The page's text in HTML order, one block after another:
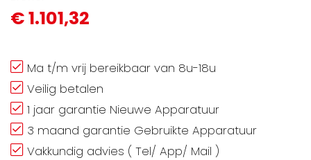
€ 1.101,32
Ma t/m vrij bereikbaar van 8u-18u
Veilig betalen
1 jaar garantie Nieuwe Apparatuur
3 maand garantie Gebruikte Apparatuur
Vakkundig advies ( Tel/ App/ Mail )